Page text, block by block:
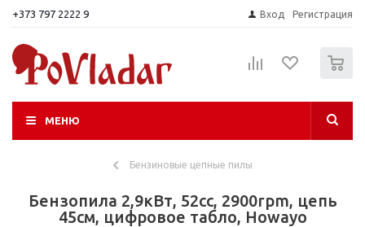
+373 797 2222 9 Вход Регистрация
МЕНЮ
Бензиновые цепные пилы
Бензопила 2,9кВт, 52cc, 2900rpm, цепь
45см, цифровое табло, Howayo